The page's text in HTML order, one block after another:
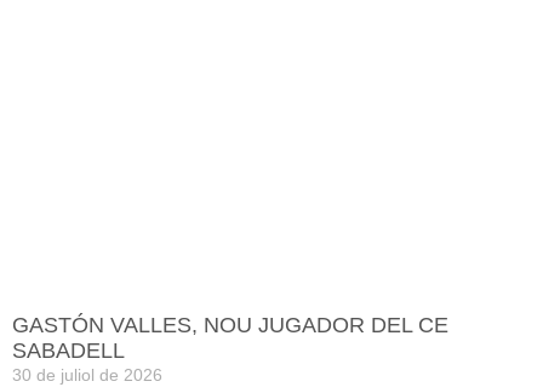
GASTÓN VALLES, NOU JUGADOR DEL CE
SABADELL
30 de juliol de 2026